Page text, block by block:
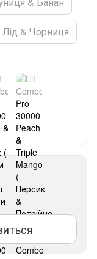
& Чорниця